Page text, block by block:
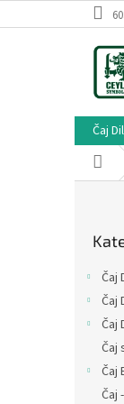
na
Čaj
Čaj
Čaj
Čaj
Čaj
Čaj
Čaj